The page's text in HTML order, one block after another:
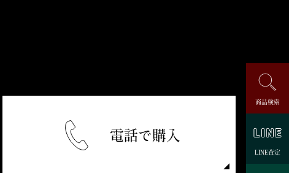
電話で購入
商品検索
LINE査定